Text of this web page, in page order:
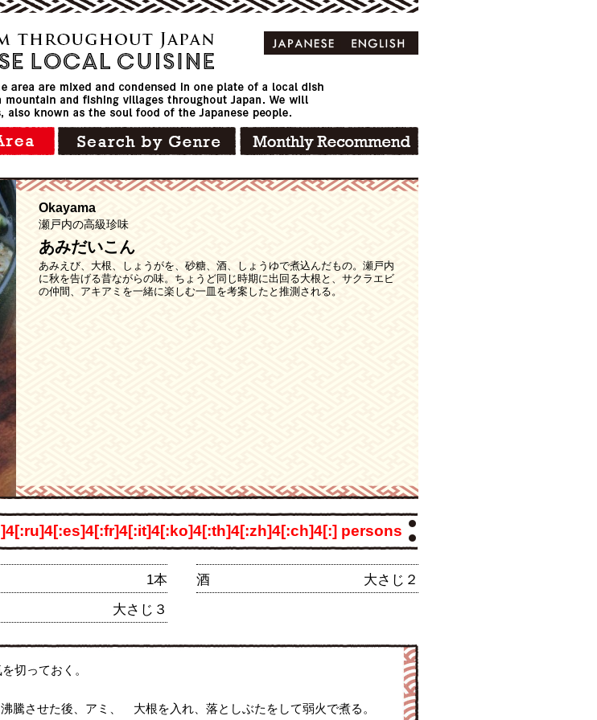
Okayama
瀬戸内の高級珍味
あみだいこん
あみえび、大根、しょうがを、砂糖、酒、しょうゆで煮込んだもの。瀬戸内
に秋を告げる昔ながらの味。ちょうど同じ時期に出回る大根と、サクラエビ
の仲間、アキアミを一緒に楽しむ一皿を考案したと推測される。
persons
1本 酒
大さじ２
大さじ３
切っておく。
騰させた後、アミ、 大根を入れ、落としぶたをして弱火で煮る。